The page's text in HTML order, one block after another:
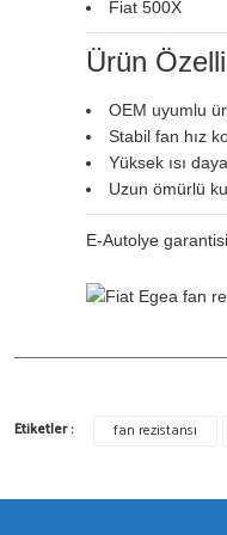
Fiat 500X
Ürün
OEM uyumlu
Stabil fan hız
Yüksek ısı
Uzun ömürlü
E-Autolye
Bu ürünün fiyat
Görüş ve önerileriniz
Ürün resmi
Etiketler : fan rezistansı